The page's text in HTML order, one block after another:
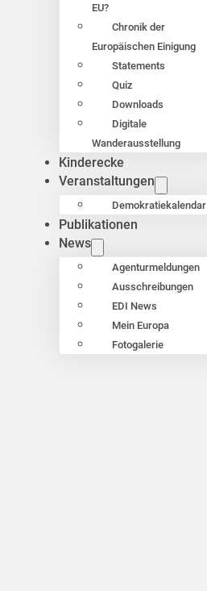
EU?
Chronik der
Europäischen Einigung
Statements
Quiz
Downloads
Digitale
Wanderausstellung
Kinderecke
Veranstaltungen
Demokratiekalendar
Publikationen
News
Agenturmeldungen
Ausschreibungen
EDI News
Mein Europa
Fotogalerie